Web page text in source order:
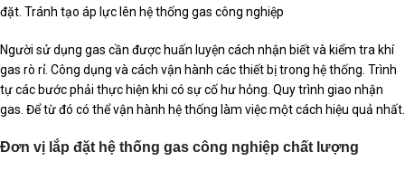
đặt. Tránh tạo áp lực lên hệ thống gas công nghiệp
Người sử dụng gas cần được huấn luyện cách nhận biết và kiểm tra khí
gas rò rỉ. Công dụng và cách vận hành các thiết bị trong hệ thống. Trình
tự các bước phải thực hiện khi có sự cố hư hỏng. Quy trình giao nhận
gas. Để từ đó có thể vận hành hệ thống làm việc một cách hiệu quả nhất.
Đơn vị lắp đặt hệ thống gas công nghiệp chất lượng